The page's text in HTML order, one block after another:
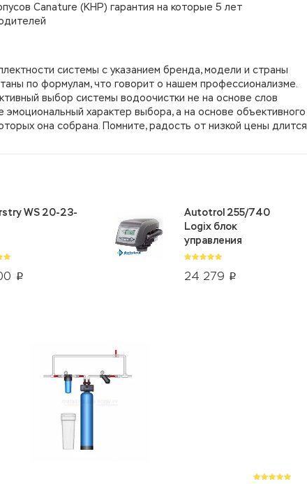
Canature (КНР) гарантия на которые 5 лет
системы с указанием бренда, модели и страны
по формулам, что говорит о нашем профессионализме.
выбор системы водоочистки не на основе слов
характер выбора, а на основе объективного
она собрана. Помните, радость от низкой цены длится
p
WS 20-23-
24 279 p
Autotrol 255/740
Logix блок
управления